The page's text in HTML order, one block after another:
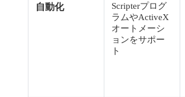
自動化
Scripterプログ
ラムやActiveX
オートメーシ
ョンをサポー
ト